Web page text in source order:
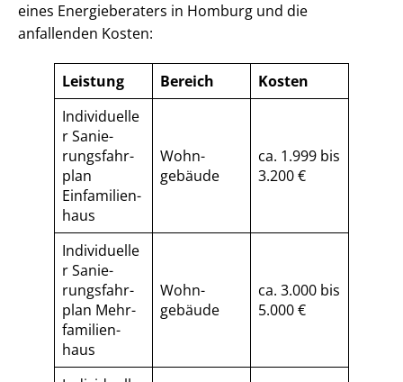
eines Energieberaters in Homburg und die
anfallenden Kosten:
Leistung Bereich
Kosten
Individuelle
r Sa­nie­
rungs­fahr­
plan
Einfamilien­
haus
Wohn­
gebäude
ca. 1.999 bis
3.200 €
Individuelle
r Sa­nie­
rungs­fahr­
plan Mehr­
fa­mi­li­en­
haus
Wohn­
gebäude
ca. 3.000 bis
5.000 €